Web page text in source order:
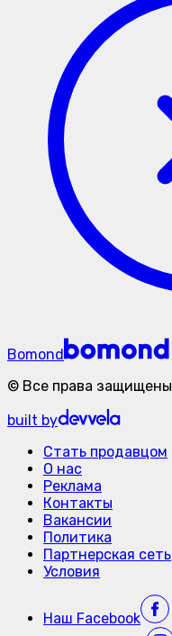
Bomond
© Все права защищены
built by
Стать продавцом
О нас
Реклама
Контакты
Вакансии
Политика
Партнерская сеть
Условия
Наш Facebook